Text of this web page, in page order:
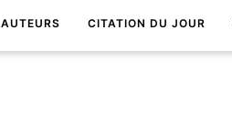
AUTEURS CITATION DU JOUR